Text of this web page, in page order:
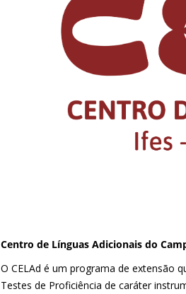
Centro de Línguas Adicionais do
O CELAd é um programa de extensão
Testes de Proficiência de caráter